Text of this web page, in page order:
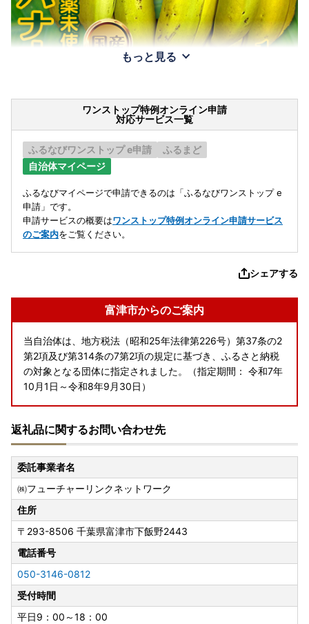
もっと見る
ワンストップ特例オンライン申請
対応サービス一覧
ふるなびワンストップ e申請
ふるまど
自治体マイページ
ふるなびマイページで申請できるのは「ふるなびワンストップ e
申請」です。
申請サービスの概要はワンストップ特例オンライン申請サービス
のご案内をご覧ください。
シェアする
富津市からのご案内
当自治体は、地方税法（昭和25年法律第226号）第37条の2
第2項及び第314条の7第2項の規定に基づき、ふるさと納税
の対象となる団体に指定されました。（指定期間： 令和7年
10月1日～令和8年9月30日）
返礼品に関するお問い合わせ先
委託事業者名
㈱フューチャーリンクネットワーク
住所
〒293-8506 千葉県富津市下飯野2443
電話番号
050-3146-0812
受付時間
平日9：00～18：00